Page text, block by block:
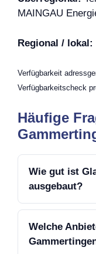
MAINGAU
Regional / lokal:
Verfügbarkeit
Verfügbarkeitscheck
Häufige
Wie gut ist
ausgebaut?
Welche